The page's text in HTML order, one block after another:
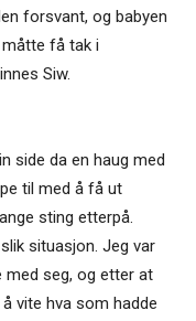
forsvant, og babyen
få tak i
Siw.
side da en haug med
til med å få ut
sting etterpå.
situasjon. Jeg var
med seg, og etter at
vite hva som hadde